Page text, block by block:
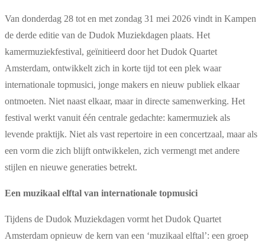
Van donderdag 28 tot en met zondag 31 mei 2026 vindt in Kampen
de derde editie van de Dudok Muziekdagen plaats. Het
kamermuziekfestival, geïnitieerd door het Dudok Quartet
Amsterdam, ontwikkelt zich in korte tijd tot een plek waar
internationale topmusici, jonge makers en nieuw publiek elkaar
ontmoeten. Niet naast elkaar, maar in directe samenwerking. Het
festival werkt vanuit één centrale gedachte: kamermuziek als
levende praktijk. Niet als vast repertoire in een concertzaal, maar als
een vorm die zich blijft ontwikkelen, zich vermengt met andere
stijlen en nieuwe generaties betrekt.
Een muzikaal elftal van internationale topmusici
Tijdens de Dudok Muziekdagen vormt het Dudok Quartet
Amsterdam opnieuw de kern van een ‘muzikaal elftal’: een groep